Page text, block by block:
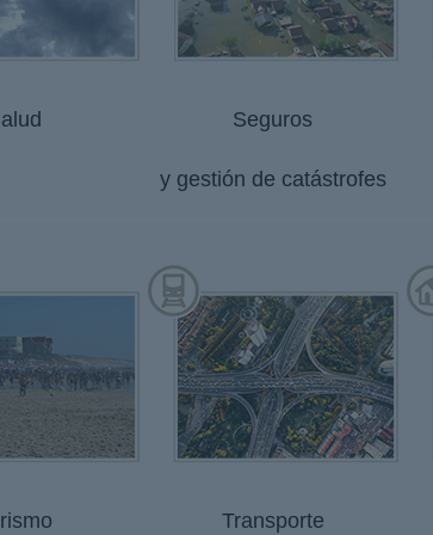
Seguros
y gestión de catástrofes
Transporte